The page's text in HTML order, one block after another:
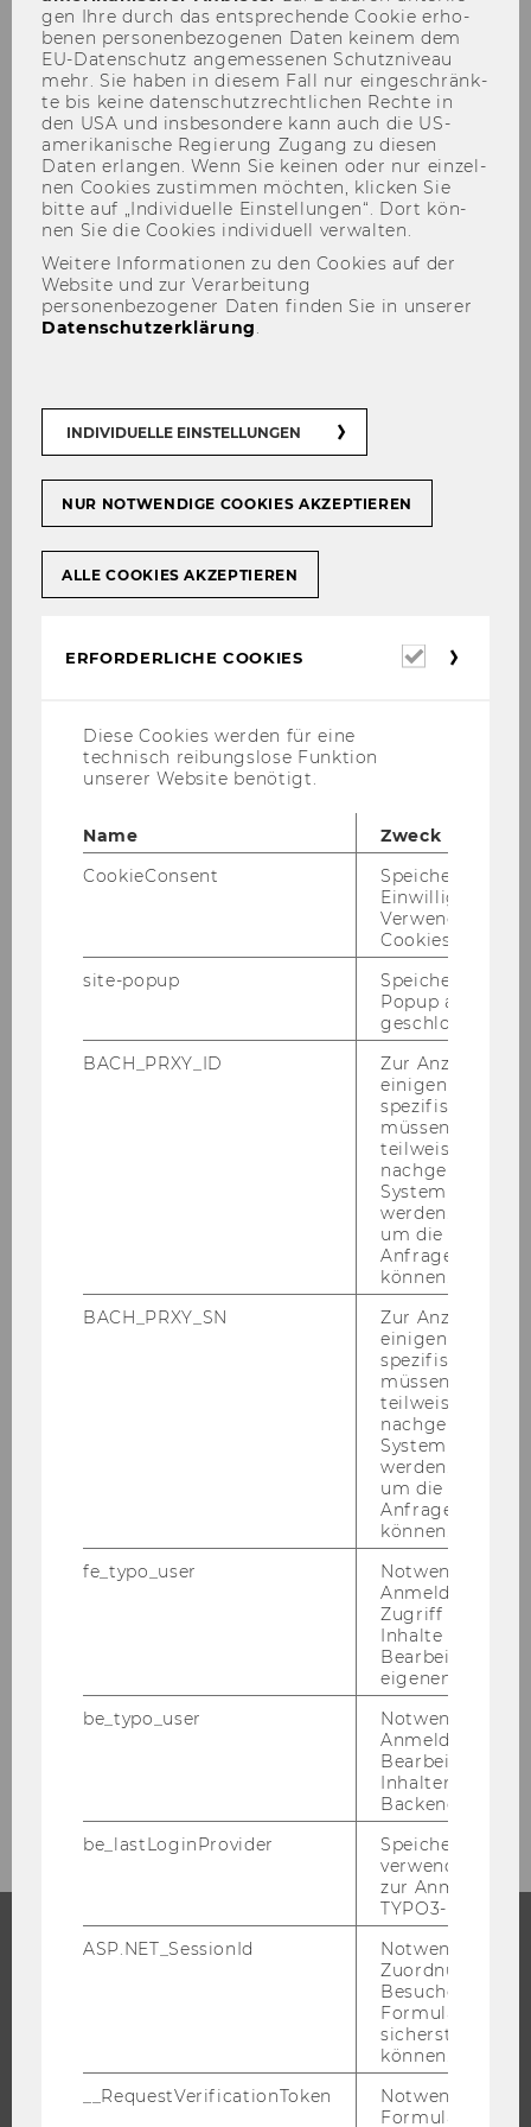
Informationen für Studierende
News für Studierende
gen Ihre durch das ent­spre­chen­de Coo­kie er­ho­
be­nen per­so­nen­be­zo­ge­nen Daten kei­nem dem
EU-​Datenschutz an­ge­mes­se­nen Schutz­ni­veau
mehr. Sie haben in die­sem Fall nur ein­ge­schränk­
te bis keine da­ten­schutz­recht­li­chen Rech­te in
den USA und ins­be­son­de­re kann auch die US-​
amerikanische Re­gie­rung Zu­gang zu die­sen
Daten er­lan­gen. Wenn Sie kei­nen oder nur ein­zel­
nen Coo­kies zu­stim­men möch­ten, kli­cken Sie
bitte auf „In­di­vi­du­el­le Ein­stel­lun­gen“. Dort kön­
nen Sie die Coo­kies in­di­vi­du­ell ver­wal­ten.
Weitere Informationen zu den Cookies auf der
Website und zur Verarbeitung
personenbezogener Daten finden Sie in unserer
Datenschutzerklärung.
INDIVIDUELLE EINSTELLUNGEN
NUR NOTWENDIGE COOKIES AKZEPTIEREN
ALLE COOKIES AKZEPTIEREN
ERFORDERLICHE COOKIES
Diese Cookies werden für eine
technisch reibungslose Funktion
unserer Website benötigt.
Name
Zweck
CookieConsent
Speichert Ihre
Einwilligung zur
Verwendung von
Cookies.
site-popup
Speichert ob ein
Popup
geschlossen
BACH_PRXY_ID
Zur Anzeige von
einigen WU-
spezifischen
müssen
teilweise von
nachgelagerten
System
werden.
um die Antwort
Anfrage
können.
BACH_PRXY_SN
Zur Anzeige von
einigen WU-
spezifischen
müssen
teilweise von
nachgelagerten
System
werden.
um die Antwort
Anfrage
können.
fe_typo_user
Notwendig für
Anmeldung und
Zugriff auf
Inhalte oder zur
Bearbeitung des
eigenen Profils.
be_typo_user
Notwendig für
Anmeldung und
Bearbeitung von
Inhalten im
Backend.
be_lastLoginProvider
Speichert die
verwendete
zur Anmeldung
TYPO3-Backend.
ASP.NET_SessionId
Notwendig, um
Zuordnung von
Besucher zu
sicherstellen zu
können.
__RequestVerificationToken
Notwendig, um